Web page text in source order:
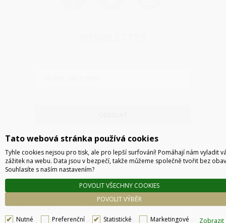
Technické řešení © 2026 CyberSoft s.r.o.
Podle zákona o evidenci tržeb je prodávající povinen vystavit kupujícímu účtenku. Zároveň
Tato webová stránka používá cookies
Tyhle cookies nejsou pro tisk, ale pro lepší surfování! Pomáhají nám vyladit
zážitek na webu. Data jsou v bezpečí, takže můžeme společně tvořit bez
Souhlasíte s naším nastavením?
POVOLIT VÝBĚR
POVOLIT VŠECHNY COOKIES
Nutné Preferenční Statistické Marketingové Zobrazit